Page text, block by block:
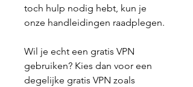
toch hulp nodig hebt, kun je
onze handleidingen raadplegen.
Wil je echt een gratis VPN
gebruiken? Kies dan voor een
degelijke gratis VPN zoals